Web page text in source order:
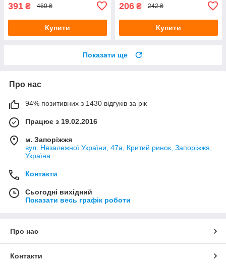
391 ₴ 460 ₴
Купити
206 ₴ 242 ₴
Купити
Показати ще
Про нас
94% позитивних з 1430 відгуків за рік
Працює з 19.02.2016
м. Запоріжжя
вул. Незалежної України, 47а, Критий ринок, Запоріжжя,
Україна
Контакти
Сьогодні вихідний
Показати весь графік роботи
Про нас
Контакти